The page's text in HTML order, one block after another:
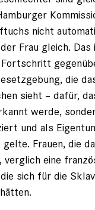
nicht
Frau gleich. Das
die
sieht – dafür,
werde,
und als
gelte. Frauen, die
eine
sich für die